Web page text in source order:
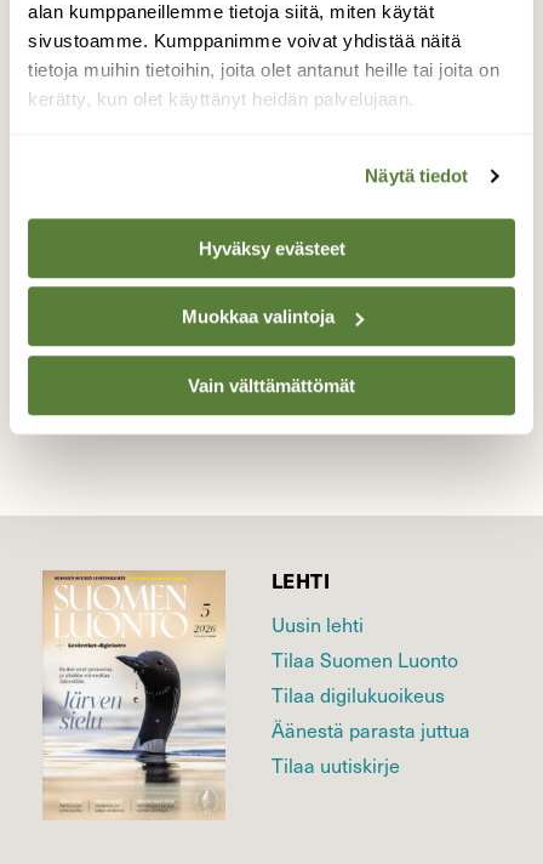
alan kumppaneillemme tietoja siitä, miten käytät
sivustoamme. Kumppanimme voivat yhdistää näitä
tietoja muihin tietoihin, joita olet antanut heille tai joita on
kerätty, kun olet käyttänyt heidän palvelujaan.
Näytä tiedot
Hyväksy evästeet
Muokkaa valintoja
Vain välttämättömät
Valokuvaaja: Anu Lapinlampi, Siikajoki 23.5.26
TAKAISIN LISTAAN
LEHTI
Uusin lehti
Tilaa Suomen Luonto
Tilaa digilukuoikeus
Äänestä parasta juttua
Tilaa uutiskirje